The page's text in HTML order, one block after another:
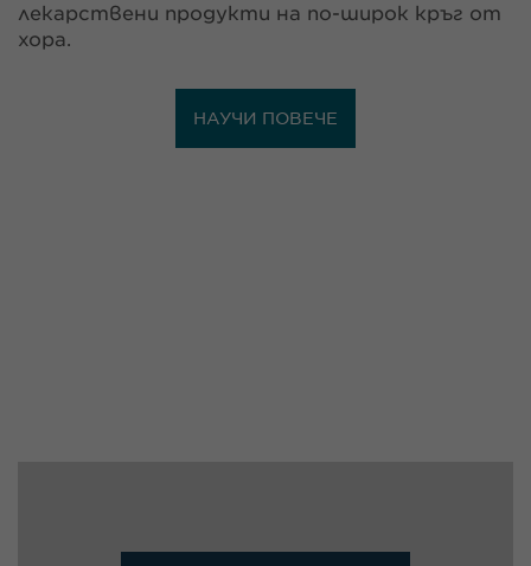
лекарствени продукти на по-широк кръг от
хора.
НАУЧИ ПОВЕЧЕ